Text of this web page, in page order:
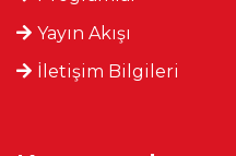
Yayın Akışı
İletişim Bilgileri